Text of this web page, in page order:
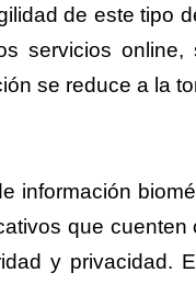
de este tipo
servicios online,
se reduce a la
información
que
y privacidad.